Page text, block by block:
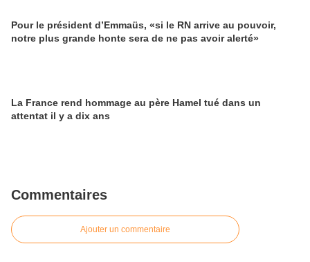
Pour le président d’Emmaüs, «si le RN arrive au pouvoir,
notre plus grande honte sera de ne pas avoir alerté»
La France rend hommage au père Hamel tué dans un
attentat il y a dix ans
Commentaires
Ajouter un commentaire